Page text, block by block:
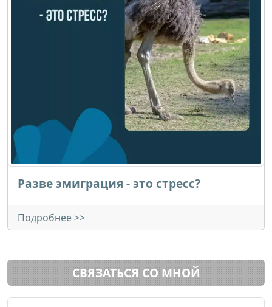
Разве эмиграция - это стресс?
Подробнее >>
СВЯЗАТЬСЯ СО МНОЙ